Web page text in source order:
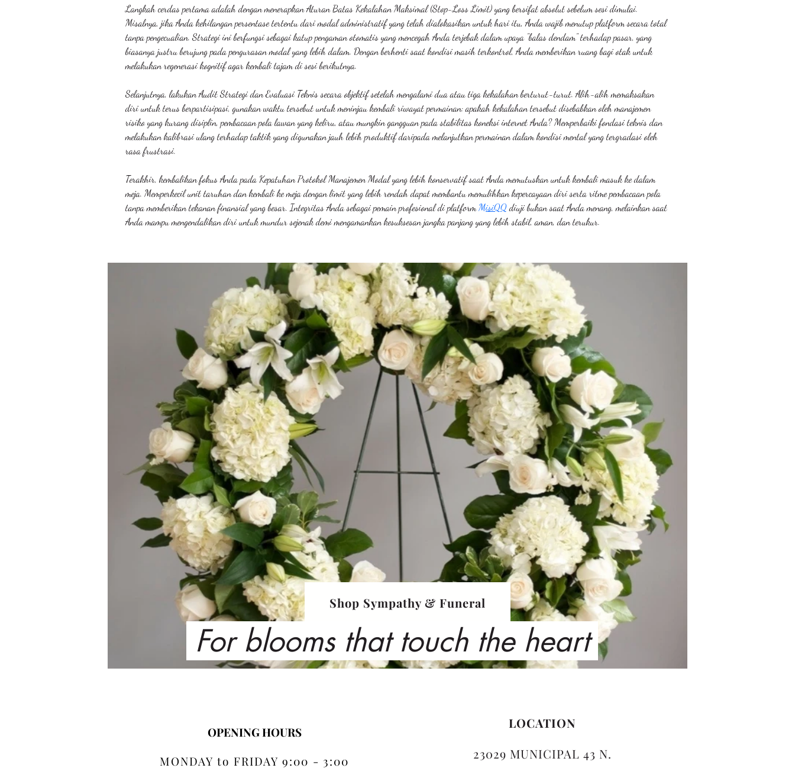
Langkah cerdas pertama adalah dengan menerapkan Aturan Batas Kekalahan Maksimal (Stop-Loss Limit) yang bersifat absolut sebelum sesi dimulai.
Misalnya, jika Anda kehilangan persentase tertentu dari modal administratif yang telah dialokasikan untuk hari itu, Anda wajib menutup platform secara total
tanpa pengecualian. Strategi ini berfungsi sebagai katup pengaman otomatis yang mencegah Anda terjebak dalam upaya "balas dendam" terhadap pasar, yang
biasanya justru berujung pada pengurasan modal yang lebih dalam. Dengan berhenti saat kondisi masih terkontrol, Anda memberikan ruang bagi otak untuk
melakukan regenerasi kognitif agar kembali tajam di sesi berikutnya.
Selanjutnya, lakukan Audit Strategi dan Evaluasi Teknis secara objektif setelah mengalami dua atau tiga kekalahan berturut-turut. Alih-alih memaksakan
diri untuk terus berpartisipasi, gunakan waktu tersebut untuk meninjau kembali riwayat permainan: apakah kekalahan tersebut disebabkan oleh manajemen
risiko yang kurang disiplin, pembacaan pola lawan yang keliru, atau mungkin gangguan pada stabilitas koneksi internet Anda? Memperbaiki fondasi teknis dan
melakukan kalibrasi ulang terhadap taktik yang digunakan jauh lebih produktif daripada melanjutkan permainan dalam kondisi mental yang tergradasi oleh
rasa frustrasi.
Terakhir, kembalikan fokus Anda pada Kepatuhan Protokol Manajemen Modal yang lebih konservatif saat Anda memutuskan untuk kembali masuk ke dalam
meja. Memperkecil unit taruhan dan kembali ke meja dengan limit yang lebih rendah dapat membantu memulihkan kepercayaan diri serta ritme pembacaan pola
tanpa memberikan tekanan finansial yang besar. Integritas Anda sebagai pemain profesional di platform MisiQQ diuji bukan saat Anda menang, melainkan saat
Anda mampu mengendalikan diri untuk mundur sejenak demi mengamankan kesuksesan jangka panjang yang lebih stabil, aman, dan terukur.
Shop Sympathy & Funeral
For blooms that touch the heart
OPENING HOURS
MONDAY to FRIDAY 9:00 - 3:00
LOCATION
23029 MUNICIPAL 43 N.